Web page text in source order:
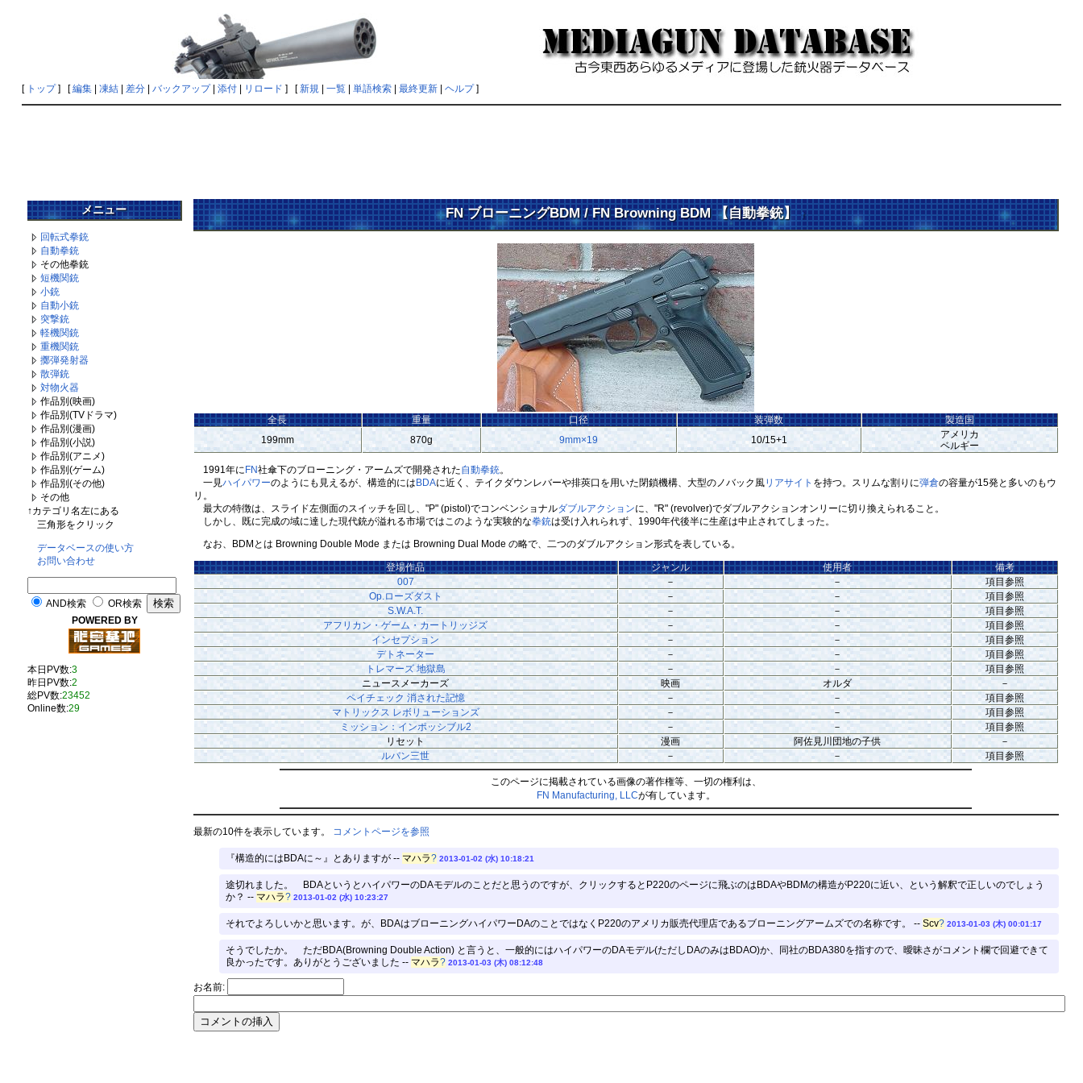
[ トップ] [編集| 凍結| 差分| バックアップ| 添付| リロード ] [新規| 一覧| 単語検索| 最終更新| ヘルプ]
メニュー
回転式拳銃
自動拳銃
その他拳銃
短機関銃
小銃
自動小銃
突撃銃
軽機関銃
重機関銃
擲弾発射器
散弾銃
対物火器
作品別(映画)
作品別(TVドラマ)
作品別(漫画)
作品別(小説)
作品別(アニメ)
作品別(ゲーム)
作品別(その他)
その他
↑カテゴリ名左にある
三角形をクリック
データベースの使い方
お問い合わせ
AND検索
OR検索
POWERED BY
本日PV数:3
昨日PV数:2
総PV数:23452
Online数:29
FN ブローニングBDM / FN Browning BDM 【自動拳銃】†
全長 重量 口径 装弾数
製造国
199mm
870g 9mm×19 10/15+1
アメリカ
ベルギー
1991年にFN社傘下のブローニング・アームズで開発された自動拳銃。
一見ハイパワーのようにも見えるが、構造的にはBDAに近く、テイクダウンレバーや排莢口を用いた閉鎖機構、大型のノバック風リアサイト を持つ。スリムな割りに弾倉の容量が15発と多いのもウ
リ。
最大の特徴は、スライド左側面のスイッチを回し、"P" (pistol)でコンベンショナルダブルアクションに、"R" (revolver)でダブルアクションオンリーに切り換えられること。
しかし、既に完成の域に達した現代銃が溢れる市場ではこのような実験的な拳銃は受け入れられず、1990年代後半に生産は中止されてしまった。
なお、BDMとは Browning Double Mode または Browning Dual Mode の略で、二つのダブルアクション形式を表している。
登場作品 ジャンル 使用者
備考
007
－ －
項目参照
Op.ローズダスト
－ －
項目参照
S.W.A.T.
－ －
項目参照
アフリカン・ゲーム・カートリッジズ
－ －
項目参照
インセプション
－ －
項目参照
デトネーター
－ －
項目参照
トレマーズ 地獄島
－ －
項目参照
ニュースメーカーズ
映画 オルダ
－
ペイチェック 消された記憶
－ －
項目参照
マトリックス レボリューションズ
－ －
項目参照
ミッション：インポッシブル2
－ －
項目参照
リセット
漫画 阿佐見川団地の子供
－
ルパン三世
－ － 項目参照
このページに掲載されている画像の著作権等、一切の権利は、
FN Manufacturing, LLCが有しています。
最新の10件を表示しています。 コメントページを参照
『構造的にはBDAに～』とありますが -- マハラ? 2013-01-02 (水) 10:18:21
途切れました。 BDAというとハイパワーのDAモデルのことだと思うのですが、クリックするとP220のページに飛ぶのはBDAやBDMの構造がP220に近い、という解釈で正しいのでしょう
か？ -- マハラ? 2013-01-02 (水) 10:23:27
それでよろしいかと思います。が、BDAはブローニングハイパワーDAのことではなくP220のアメリカ販売代理店であるブローニングアームズでの名称です。 -- Scv? 2013-01-03 (木) 00:01:17
そうでしたか。 ただBDA(Browning Double Action) と言うと、一般的にはハイパワーのDAモデル(ただしDAのみはBDAO)か、同社のBDA380を指すので、曖昧さがコメント欄で回避できて
良かったです。ありがとうございました -- マハラ? 2013-01-03 (木) 08:12:48
お名前: